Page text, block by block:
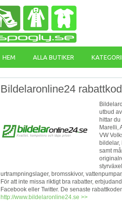
HEM ALLA BUTIKER
Bildelaronline24
utbud
hittar
Marelli,
VW
bildelar,
samt
urtrampningslager, bromsskivor,
För att inte missa riktigt bra rabatter,
Facebook eller Twitter. De senaste
http://www.bildelaronline24.se >>